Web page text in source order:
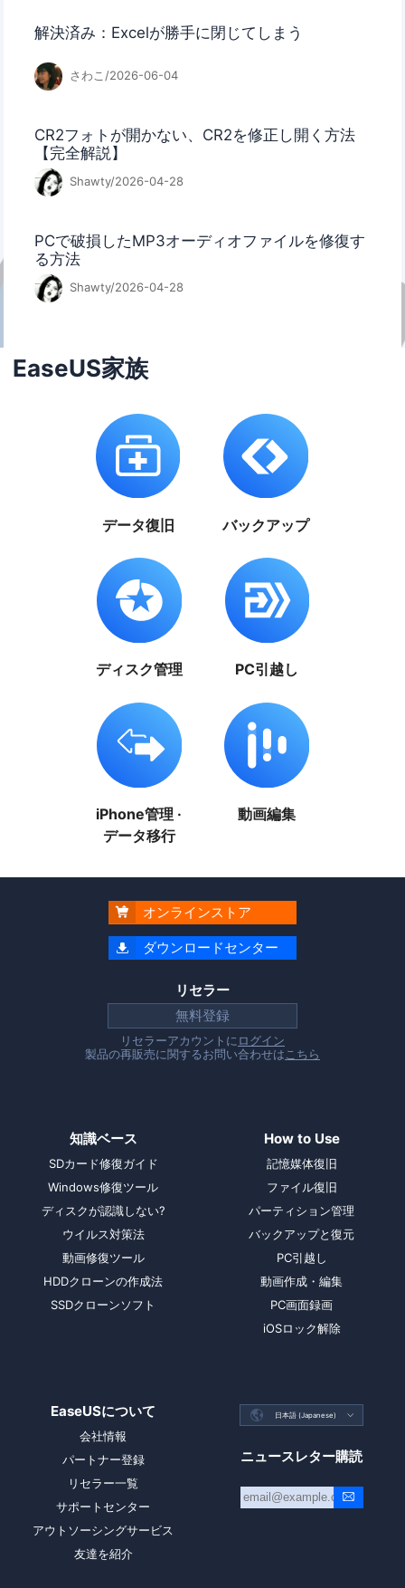
解決済み：Excelが勝手に閉じてしまう
さわこ/2026-06-04
CR2フォトが開かない、CR2を修正し開く方法
【完全解説】
Shawty/2026-04-28
PCで破損したMP3オーディオファイルを修復す
る方法
Shawty/2026-04-28
EaseUS家族
データ復旧 バックアップ
ディスク管理 PC引越し
iPhone管理 ·
データ移行
動画編集
 オンラインストア
 ダウンロードセンター
リセラー
無料登録
リセラーアカウントにログイン
製品の再販売に関するお問い合わせはこちら
知識ベース
SDカード修復ガイド
Windows修復ツール
ディスクが認識しない?
ウイルス対策法
動画修復ツール
HDDクローンの作成法
SSDクローンソフト
How to Use
記憶媒体復旧
ファイル復旧
パーティション管理
バックアップと復元
PC引越し
動画作成・編集
PC画面録画
iOSロック解除
EaseUSについて
会社情報
パートナー登録
リセラー一覧
サポートセンター
アウトソーシングサービス
友達を紹介
 日本語 (Japanese) 
ニュースレター購読